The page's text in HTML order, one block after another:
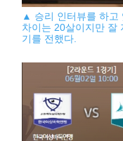
▲ 승리 인터뷰를 하고
차이는 20살이지만 잘
기를 전했다.